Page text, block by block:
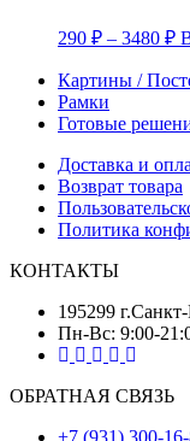
290 ₽ – 3480 ₽
Картины /
Рамки
Готовые
Доставка и
Возврат товара
Политика
КОНТАКТЫ
Пн-Вс: 9:00-
ОБРАТНАЯ СВЯЗЬ
+7 (931) 300-